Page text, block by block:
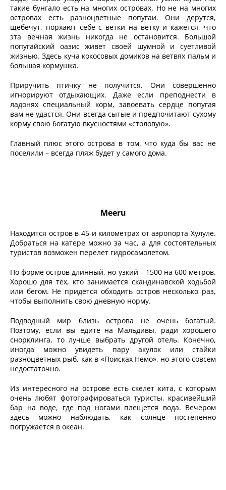
такие бунгало есть на многих островах. Но не на многих
островах есть разноцветные попугаи. Они дерутся,
щебечут, порхают себе с ветки на ветку и кажется, что
эта вечная жизнь никогда не остановится. Большой
попугайский оазис живет своей шумной и суетливой
жизнью. Здесь куча кокосовых домиков на ветвях пальм и
большая кормушка.
Приручить птичку не получится. Они совершенно
игнорируют отдыхающих. Даже если преподнести в
ладонях специальный корм, завоевать сердце попугая
вам не удастся. Они всегда сытые и предпочитают сухому
корму свою богатую вкусностями «столовую».
Главный плюс этого острова в том, что куда бы вас не
поселили – всегда пляж будет у самого дома.
Меeru
Находится остров в 45-и километрах от аэропорта Хулуле.
Добраться на катере можно за час, а для состоятельных
туристов возможен перелет гидросамолетом.
По форме остров длинный, но узкий – 1500 на 600 метров.
Хорошо для тех, кто занимается скандинавской ходьбой
или бегом. Не придется обходить остров несколько раз,
чтобы выполнить свою дневную норму.
Подводный мир близь острова не очень богатый.
Поэтому, если вы едите на Мальдивы, ради хорошего
снорклинга, то лучше выбрать другой отель. Конечно,
иногда можно увидеть пару акулок или стайки
разноцветных рыб, как в «Поисках Немо», но этого совсем
недостаточно.
Из интересного на острове есть скелет кита, с которым
очень любят фотографироваться туристы, красивейший
бар на воде, где под ногами плещется вода. Вечером
здесь можно наблюдать, как солнце постепенно
погружается в океан.